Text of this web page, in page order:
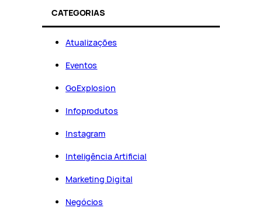
CATEGORIAS
Atualizações
Eventos
GoExplosion
Infoprodutos
Instagram
Inteligência Artificial
Marketing Digital
Negócios